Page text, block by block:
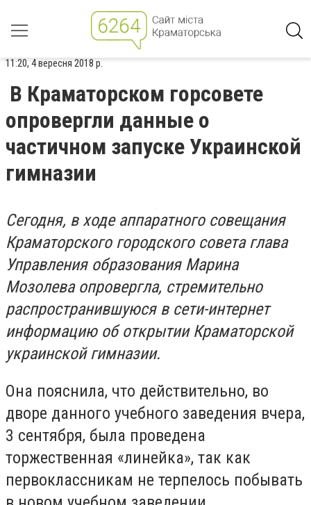
11:20, 4 вересня 2018 р.
В Краматорском горсовете
опровергли данные о
частичном запуске Украинской
гимназии
Сегодня, в ходе аппаратного совещания
Краматорского городского совета глава
Управления образования Марина
Мозолева опровергла, стремительно
распространившуюся в сети-интернет
информацию об открытии Краматорской
украинской гимназии.
Она пояснила, что действительно, во
дворе данного учебного заведения вчера,
3 сентября, была проведена
торжественная «линейка», так как
первоклассникам не терпелось побывать